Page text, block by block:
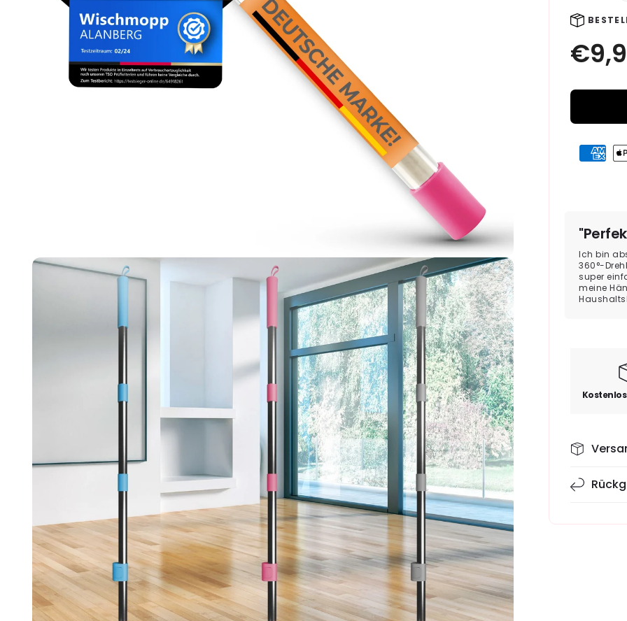
Moyens
de
Ich bin
360°-
super
meine